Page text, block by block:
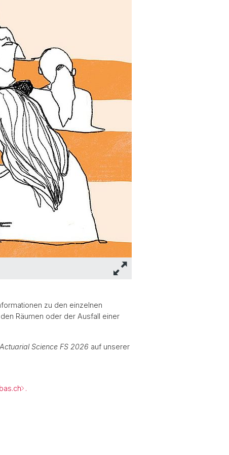
zu den einzelnen
Räumen oder der Ausfall einer
Science FS 2026 auf unserer
.